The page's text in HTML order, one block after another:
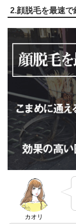
2.顔脱毛を最速
カオリ